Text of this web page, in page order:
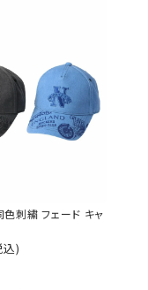
刺繍 フェード キャ
込)